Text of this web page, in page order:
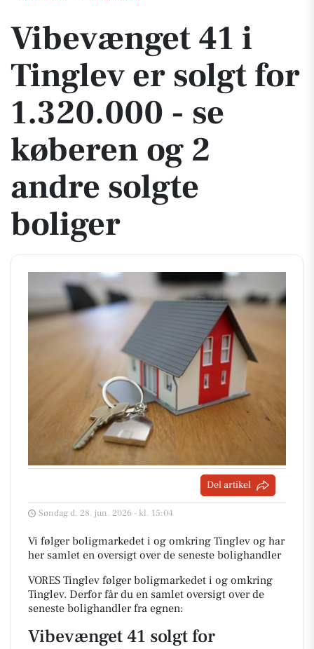
Vibevænget 41 i
Tinglev er solgt for
1.320.000 - se
køberen og 2
andre solgte
boliger
Del artikel
Søndag d. 28. jun. 2026 - kl. 15:04
Vi følger boligmarkedet i og omkring Tinglev og har
her samlet en oversigt over de seneste bolighandler
VORES Tinglev følger boligmarkedet i og omkring
Tinglev. Derfor får du en samlet oversigt over de
seneste bolighandler fra egnen:
Vibevænget 41 solgt for